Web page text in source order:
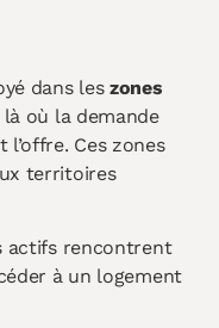
dans leszones
là où la demande
Ces zones
territoires
actifs rencontrent
à un logement